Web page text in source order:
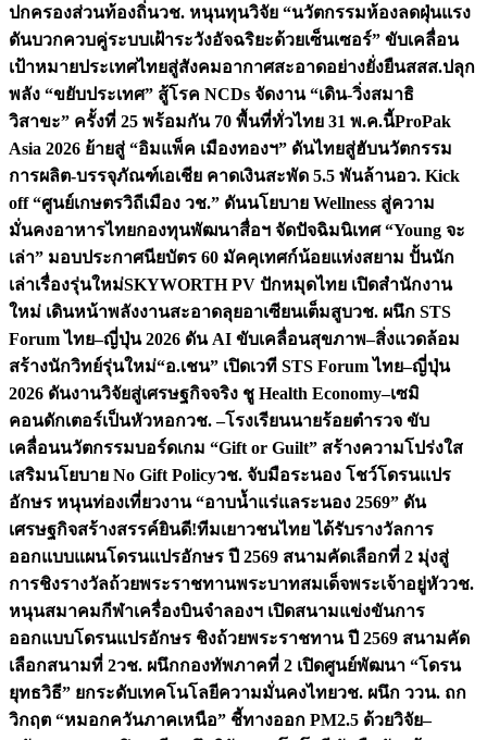
ปกครองส่วนท้องถิ่นวช. หนุนทุนวิจัย “นวัตกรรมห้องลดฝุ่นแรง
ดันบวกควบคู่ระบบเฝ้าระวังอัจฉริยะด้วยเซ็นเซอร์” ขับเคลื่อน
เป้าหมายประเทศไทยสู่สังคมอากาศสะอาดอย่างยั่งยืนสสส.ปลุก
พลัง “ขยับประเทศ” สู้โรค NCDs จัดงาน “เดิน-วิ่งสมาธิ
วิสาขะ” ครั้งที่ 25 พร้อมกัน 70 พื้นที่ทั่วไทย 31 พ.ค.นี้ProPak
Asia 2026 ย้ายสู่ “อิมแพ็ค เมืองทองฯ” ดันไทยสู่ฮับนวัตกรรม
การผลิต-บรรจุภัณฑ์เอเชีย คาดเงินสะพัด 5.5 พันล้านอว. Kick
off “ศูนย์เกษตรวิถีเมือง วช.” ดันนโยบาย Wellness สู่ความ
มั่นคงอาหารไทยกองทุนพัฒนาสื่อฯ จัดปัจฉิมนิเทศ “Young จะ
เล่า” มอบประกาศนียบัตร 60 มัคคุเทศก์น้อยแห่งสยาม ปั้นนัก
เล่าเรื่องรุ่นใหม่SKYWORTH PV ปักหมุดไทย เปิดสำนักงาน
ใหม่ เดินหน้าพลังงานสะอาดลุยอาเซียนเต็มสูบวช. ผนึก STS
Forum ไทย–ญี่ปุ่น 2026 ดัน AI ขับเคลื่อนสุขภาพ–สิ่งแวดล้อม
สร้างนักวิทย์รุ่นใหม่“อ.เชน” เปิดเวที STS Forum ไทย–ญี่ปุ่น
2026 ดันงานวิจัยสู่เศรษฐกิจจริง ชู Health Economy–เซมิ
คอนดักเตอร์เป็นหัวหอกวช. –โรงเรียนนายร้อยตำรวจ ขับ
เคลื่อนนวัตกรรมบอร์ดเกม “Gift or Guilt” สร้างความโปร่งใส
เสริมนโยบาย No Gift Policyวช. จับมือระนอง โชว์โดรนแปร
อักษร หนุนท่องเที่ยวงาน “อาบน้ำแร่แลระนอง 2569” ดัน
เศรษฐกิจสร้างสรรค์ยินดี!ทีมเยาวชนไทย ได้รับรางวัลการ
ออกแบบแผนโดรนแปรอักษร ปี 2569 สนามคัดเลือกที่ 2 มุ่งสู่
การชิงรางวัลถ้วยพระราชทานพระบาทสมเด็จพระเจ้าอยู่หัววช.
หนุนสมาคมกีฬาเครื่องบินจำลองฯ เปิดสนามแข่งขันการ
ออกแบบโดรนแปรอักษร ชิงถ้วยพระราชทาน ปี 2569 สนามคัด
เลือกสนามที่ 2วช. ผนึกกองทัพภาคที่ 2 เปิดศูนย์พัฒนา “โดรน
ยุทธวิธี” ยกระดับเทคโนโลยีความมั่นคงไทยวช. ผนึก ววน. ถก
วิกฤต “หมอกควันภาคเหนือ” ชี้ทางออก PM2.5 ด้วยวิจัย–